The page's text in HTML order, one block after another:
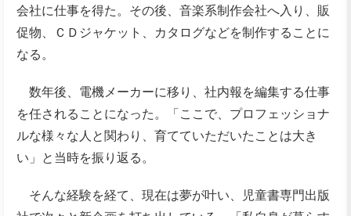
会社に仕事を得た。その後、音楽系制作会社へ入り、販
促物、ＣＤジャケット、カタログなどを制作することに
なる。
数年後、電機メーカーに移り、社内報を編集する仕事
を任されることになった。「ここで、プロフェッショナ
ルな様々な人と関わり、育てていただいたことは大き
い」と当時を振り返る。
そんな経験を経て、現在は夢が叶い、児童書専門出版